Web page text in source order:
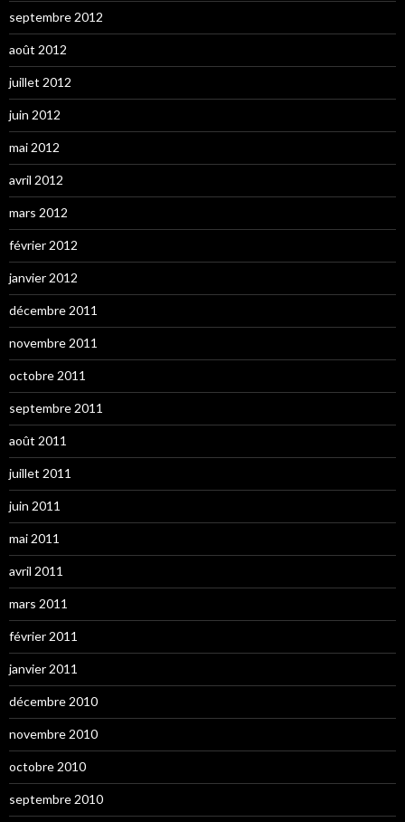
septembre 2012
août 2012
juillet 2012
juin 2012
mai 2012
avril 2012
mars 2012
février 2012
janvier 2012
décembre 2011
novembre 2011
octobre 2011
septembre 2011
août 2011
juillet 2011
juin 2011
mai 2011
avril 2011
mars 2011
février 2011
janvier 2011
décembre 2010
novembre 2010
octobre 2010
septembre 2010